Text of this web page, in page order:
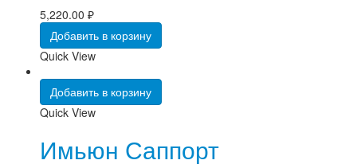
5,220.00 ₽
Добавить в корзину
Quick View
Добавить в корзину
Quick View
Имьюн Саппорт